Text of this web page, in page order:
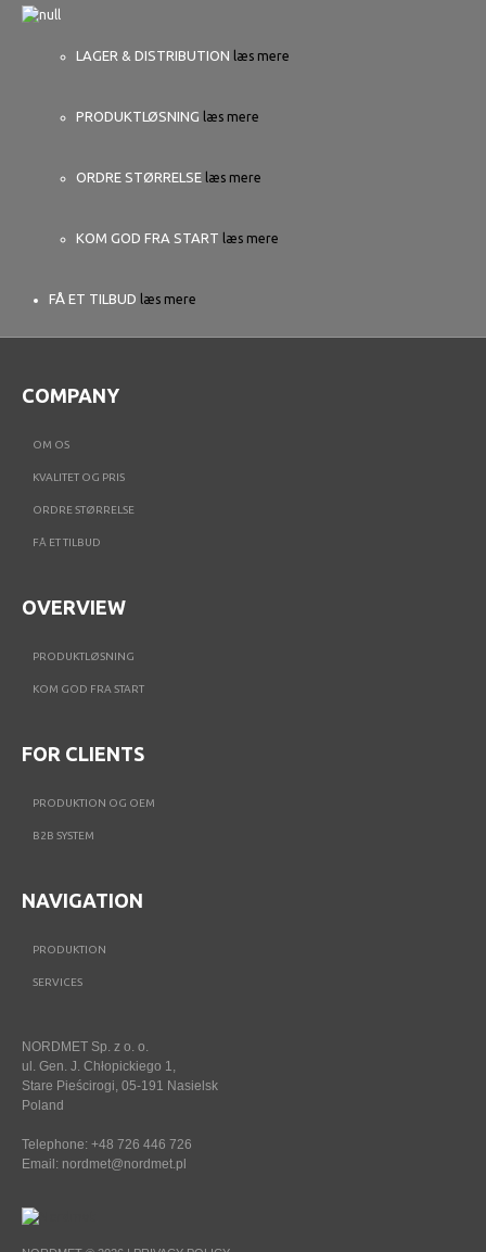
LAGER & DISTRIBUTION læs mere
PRODUKTLØSNING læs mere
ORDRE STØRRELSE læs mere
KOM GOD FRA START læs mere
FÅ ET TILBUD læs mere
COMPANY
OM OS
KVALITET OG PRIS
ORDRE STØRRELSE
FÅ ET TILBUD
OVERVIEW
PRODUKTLØSNING
KOM GOD FRA START
FOR CLIENTS
PRODUKTION OG OEM
B2B SYSTEM
NAVIGATION
PRODUKTION
SERVICES
NORDMET Sp. z o. o.
ul. Gen. J. Chłopickiego 1,
Stare Pieścirogi, 05-191 Nasielsk
Poland
Telephone: +48 726 446 726
Email: nordmet@nordmet.pl